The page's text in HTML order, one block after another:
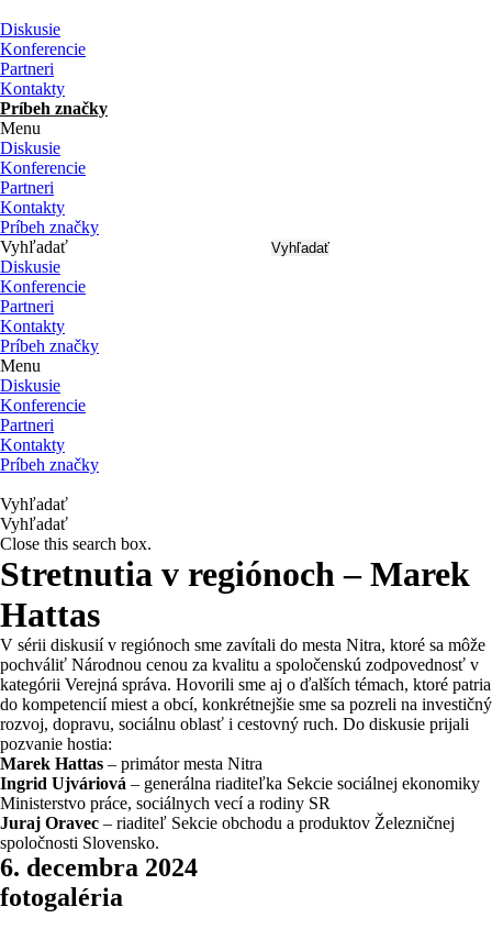
na
obsah
Diskusie
Konferencie
Partneri
Kontakty
Príbeh značky
Menu
Diskusie
Konferencie
Partneri
Kontakty
Príbeh značky
Vyhľadať
Vyhľadať
Diskusie
Konferencie
Partneri
Kontakty
Príbeh značky
Menu
Diskusie
Konferencie
Partneri
Kontakty
Príbeh značky
Vyhľadať
Vyhľadať
Close this search box.
Stretnutia v regiónoch – Marek
Hattas
V sérii diskusií v regiónoch sme zavítali do mesta Nitra, ktoré sa môže
pochváliť Národnou cenou za kvalitu a spoločenskú zodpovednosť v
kategórii Verejná správa. Hovorili sme aj o ďalších témach, ktoré patria
do kompetencií miest a obcí, konkrétnejšie sme sa pozreli na investičný
rozvoj, dopravu, sociálnu oblasť i cestovný ruch. Do diskusie prijali
pozvanie hostia:
Marek Hattas – primátor mesta Nitra
Ingrid Ujváriová – generálna riaditeľka Sekcie sociálnej ekonomiky
Ministerstvo práce, sociálnych vecí a rodiny SR
Juraj Oravec – riaditeľ Sekcie obchodu a produktov Železničnej
spoločnosti Slovensko.
6. decembra 2024
fotogaléria